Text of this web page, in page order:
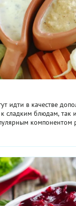
идти в качестве
компонентом